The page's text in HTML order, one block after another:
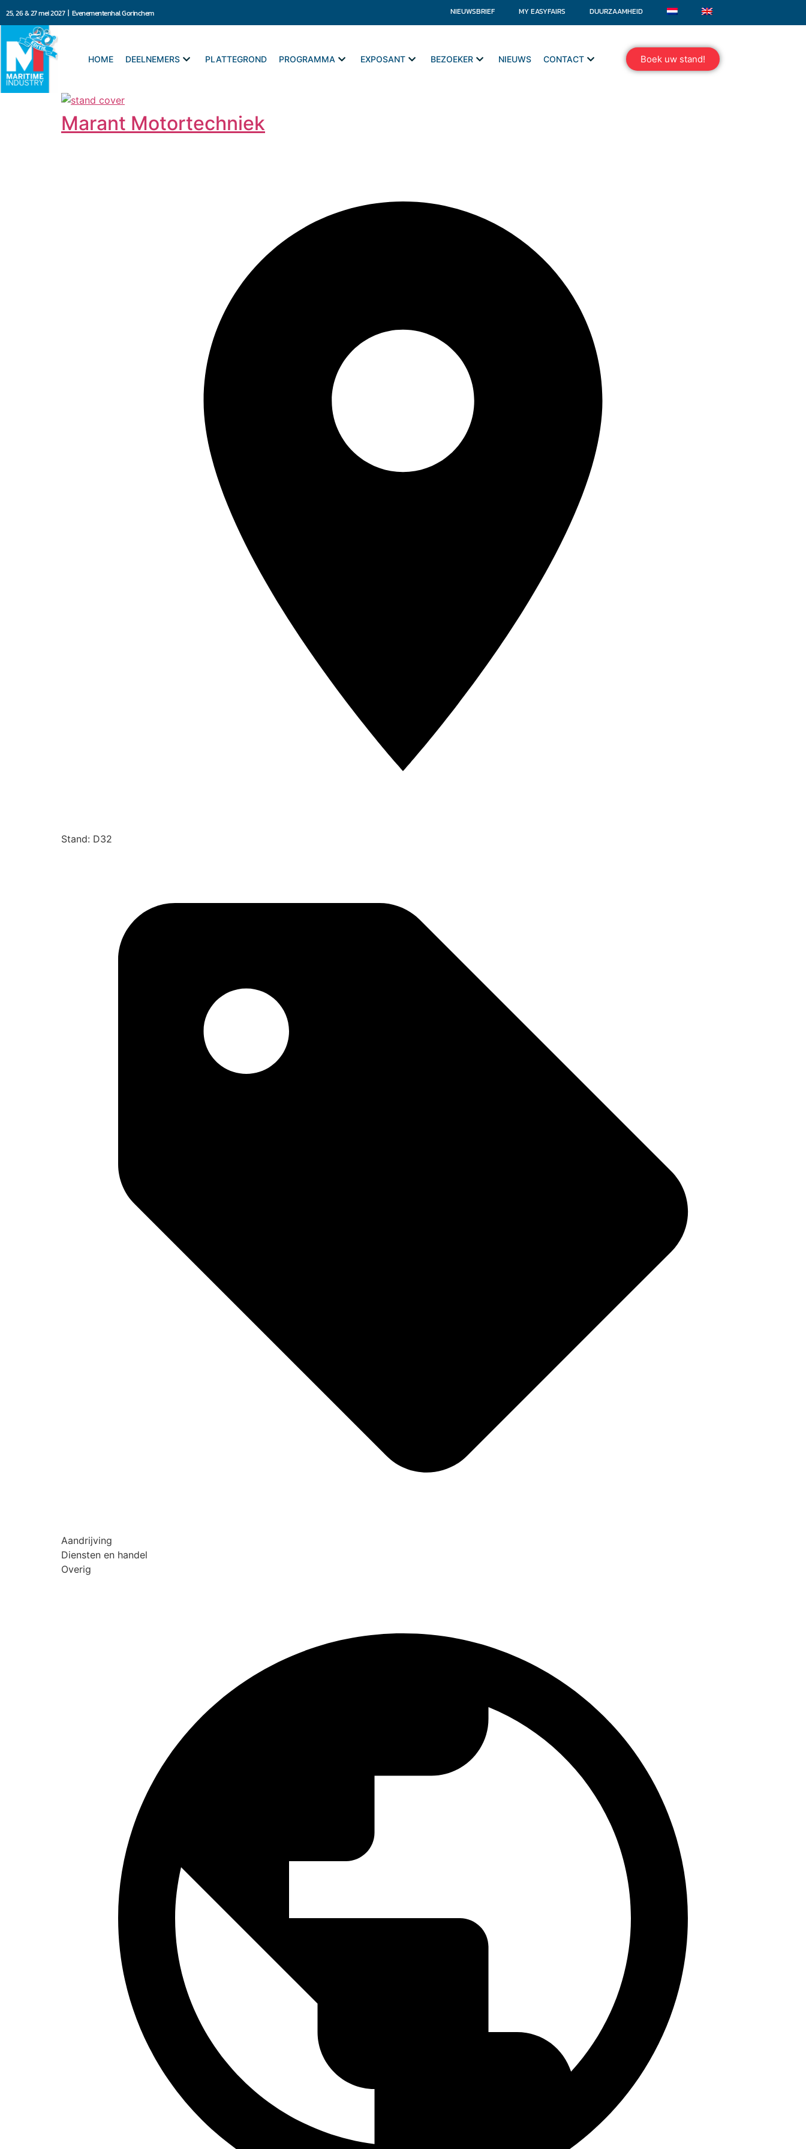
25, 26 & 27 mei 2027 | Evenementenhal Gorinchem NIEUWSBRIEF MY EASYFAIRS DUURZAAMHEID
HOME DEELNEMERS PLATTEGROND PROGRAMMA EXPOSANT BEZOEKER NIEUWS CONTACT Boek uw stand!
Marant Motortechniek
Stand: D32
Aandrijving
Diensten en handel
Overig